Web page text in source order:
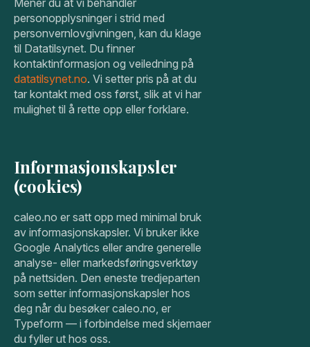
Mener du at vi behandler
personopplysninger i strid med
personvernlovgivningen, kan du klage
til Datatilsynet. Du finner
kontaktinformasjon og veiledning på
datatilsynet.no. Vi setter pris på at du
tar kontakt med oss først, slik at vi har
mulighet til å rette opp eller forklare.
Informasjonskapsler
(cookies)
caleo.no er satt opp med minimal bruk
av informasjonskapsler. Vi bruker ikke
Google Analytics eller andre generelle
analyse- eller markedsføringsverktøy
på nettsiden. Den eneste tredjeparten
som setter informasjonskapsler hos
deg når du besøker caleo.no, er
Typeform — i forbindelse med skjemaer
du fyller ut hos oss.